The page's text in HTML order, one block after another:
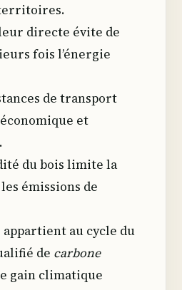
directe évite de
fois l’énergie
de transport
et
du bois limite la
émissions de
au cycle du
de carbone
gain climatique